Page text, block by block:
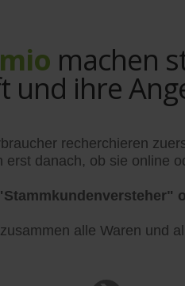
machen
und ihre
recherchieren
erst danach, ob sie online
alle Waren und